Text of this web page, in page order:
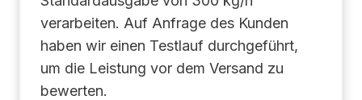
verarbeiten. Auf Anfrage des Kunden
haben wir einen Testlauf durchgeführt,
um die Leistung vor dem Versand zu
bewerten.